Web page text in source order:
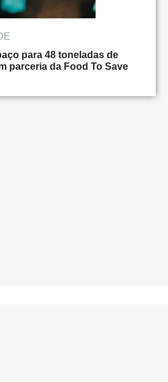
para 48 toneladas de
parceria da Food To Save